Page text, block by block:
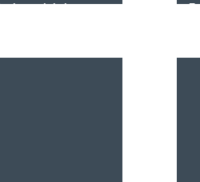
kann ich lange